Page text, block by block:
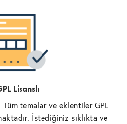
Lisanslı
Tüm temalar ve eklentiler GPL
İstediğiniz sıklıkta ve